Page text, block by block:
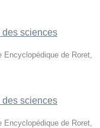
des sciences
Encyclopédique de Roret
des sciences
Encyclopédique de Roret